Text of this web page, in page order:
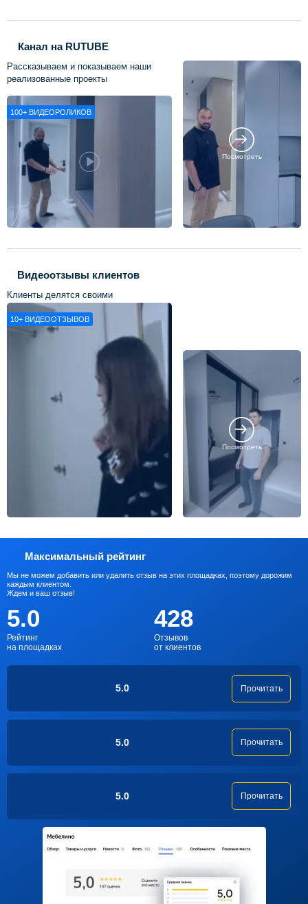
Канал на RUTUBE
Рассказываем и показываем наши
реализованные проекты
100+ ВИДЕОРОЛИКОВ
Посмотреть
Видеоотзывы клиентов
Клиенты делятся своими
впечатлениями о нашей работе
10+ ВИДЕООТЗЫВОВ
Посмотреть
Максимальный рейтинг
Мы не можем добавить или удалить отзыв на этих площадках, поэтому дорожим
каждым клиентом.
Ждем и ваш отзыв!
5.0
Рейтинг
на площадках
428
Отзывов
от клиентов
5.0 Прочитать
5.0 Прочитать
5.0 Прочитать